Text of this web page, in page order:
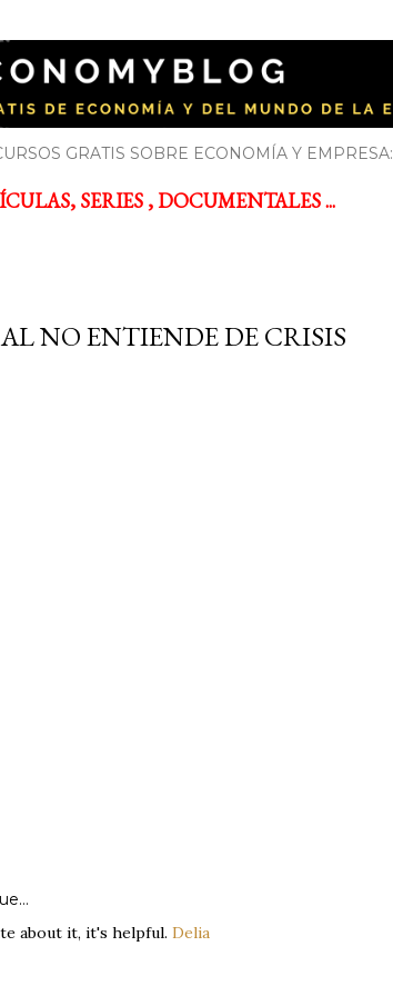
GRATIS SOBRE ECONOMÍA Y EMPRESA:
SERIES , DOCUMENTALES ...
NO ENTIENDE DE CRISIS
about it, it's helpful. Delia